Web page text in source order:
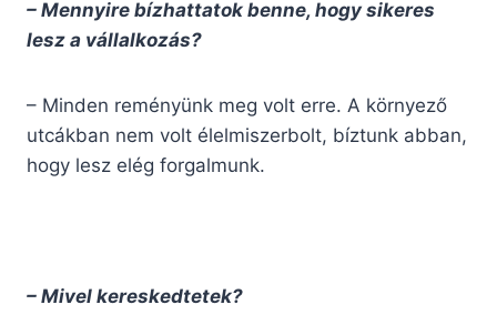
– Mennyire bízhattatok benne, hogy sikeres
lesz a vállalkozás?
– Minden reményünk meg volt erre. A környező
utcákban nem volt élelmiszerbolt, bíztunk abban,
hogy lesz elég forgalmunk.
– Mivel kereskedtetek?